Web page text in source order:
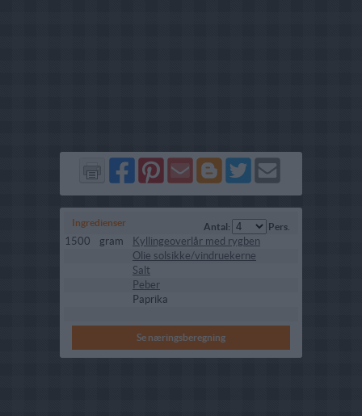
Del
på
Del
på
Send
via
Del
på
Del
på
Send
Ingredienser Antal: Pers.
1500 gram
Kyllingeoverlår med rygben
Olie solsikke/vindruekerne
Salt
Peber
Paprika
Se næringsberegning